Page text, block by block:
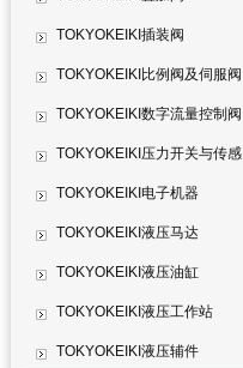
TOKYOKEIKI插装阀
TOKYOKEIKI比例阀及伺服阀
TOKYOKEIKI数字流量控制阀
TOKYOKEIKI压力开关与传感
器 TOKYOKEIKI电子机器
TOKYOKEIKI液压马达
TOKYOKEIKI液压油缸
TOKYOKEIKI液压工作站
TOKYOKEIKI液压辅件